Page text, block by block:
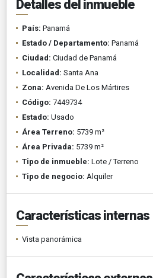
Detalles del inmueble
País: Panamá
Estado / Departamento: Panamá
Ciudad: Ciudad de Panamá
Localidad: Santa Ana
Zona: Avenida De Los Mártires
Código: 7449734
Estado: Usado
Área Terreno: 5739 m²
Área Privada: 5739 m²
Tipo de inmueble: Lote / Terreno
Tipo de negocio: Alquiler
Características internas
Vista panorámica